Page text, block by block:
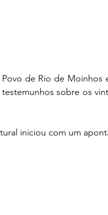
de Rio de Moinhos
sobre os
iniciou com um